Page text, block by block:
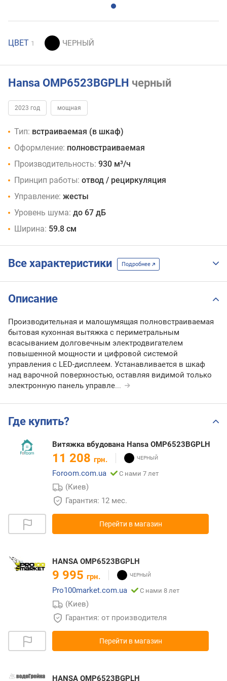
ЦВЕТ 1
Hansa OMP6523BGPLH черный
2023 год мощная
Тип: встраиваемая (в шкаф)
Оформление: полновстраиваемая
Производительность: 930 м³/ч
Принцип работы: отвод / рециркуляция
Управление: жесты
Уровень шума: до 67 дБ
Ширина: 59.8 см
Все характеристики Подробнее
Описание
Производительная и малошумящая полновстраиваемая
бытовая кухонная вытяжка с периметральным
всасыванием долговечным электродвигателем
повышенной мощности и цифровой системой
управления с LED-дисплеем. Устанавливается в шкаф
над варочной поверхностью, оставляя видимой только
электронную панель управле...
Где купить?
Витяжка вбудована Hansa OMP6523BGPLH
11 208 грн.
Foroom.com.ua
С нами 7 лет
(Киев)
Гарантия: 12 мес.
Перейти в магазин
HANSA OMP6523BGPLH
9 995 грн.
Pro100market.com.ua
С нами 8 лет
(Киев)
Гарантия: от производителя
Перейти в магазин
HANSA OMP6523BGPLH